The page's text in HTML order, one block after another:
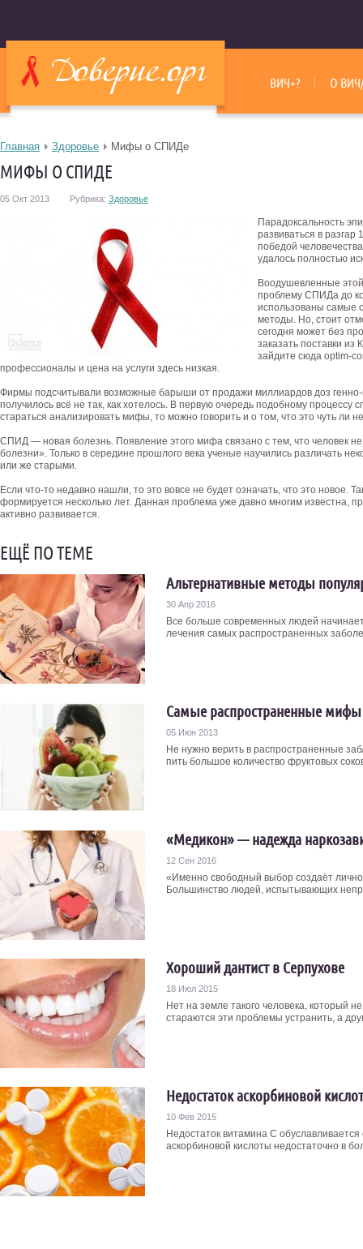
ВИЧ+? О
Главная Здоровье Мифы о СПИДе
МИФЫ О СПИДЕ
05 Окт 2013 Рубрика: Здоровье
Парадоксальность
развиваться в разгар
победой
удалось полностью
Воодушевленные
проблему СПИДа до
использованы самые
методы. Но, стоит
сегодня может без
заказать поставки
зайдите сюда optim-
профессионалы и цена на услуги здесь низкая.
Фирмы подсчитывали возможные барыши от продажи миллиардов доз
получилось всё не так, как хотелось. В первую очередь подобному
стараться анализировать мифы, то можно говорить и о том, что это чуть ли
СПИД — новая болезнь. Появление этого мифа связано с тем, что человек
болезни». Только в середине прошлого века ученые научились различать
или же старыми.
Если что-то недавно нашли, то это вовсе не будет означать, что это новое.
формируется несколько лет. Данная проблема уже давно многим известна,
активно развивается.
ЕЩЁ ПО ТЕМЕ
Альтернативные методы
30 Апр 2016
Все больше современных людей
лечения самых распространенных
Самые распространенные мифы
05 Июн 2013
Не нужно верить в распространенные
пить большое количество фруктовых
«Медикон» — надежда
12 Сен 2016
«Именно свободный выбор создаёт
Большинство людей, испытывающих
Хороший дантист в Серпухове
18 Июл 2015
Нет на земле такого человека, который
стараются эти проблемы устранить, а
Недостаток аскорбиновой
10 Фев 2015
Недостаток витамина С
аскорбиновой кислоты недостаточно в